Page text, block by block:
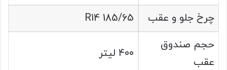
چرخ جلو و عقب
R14 185/65
حجم صندوق
عقب
۴۰۰ لیتر